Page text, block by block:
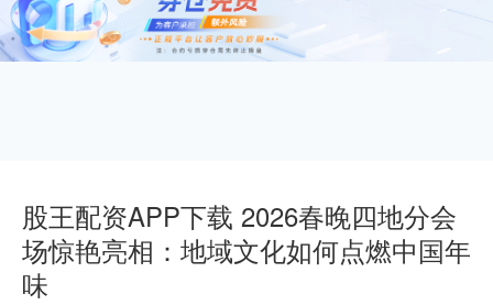
股王配资APP下载 2026春晚四地分会
场惊艳亮相：地域文化如何点燃中国年
味